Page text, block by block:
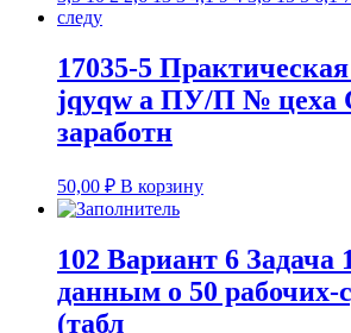
17035-5
jqyqw а ПУ/П № цеха
заработн
50,00 ₽ В корзину
102 Вариант 6 Задача
данным о 50 рабочих-
(табл